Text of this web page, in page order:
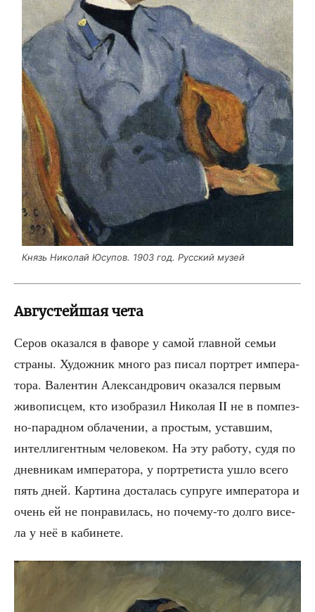
Князь Нико­лай Юсу­пов. 1903 год. Рус­ский музей
Августейшая чета
Серов ока­зал­ся в фаво­ре у самой глав­ной семьи
стра­ны. Худож­ник мно­го раз писал порт­рет импе­ра­
то­ра. Вален­тин Алек­сан­дро­вич ока­зал­ся пер­вым
живо­пис­цем, кто изоб­ра­зил Нико­лая II не в пом­пез­
но-парад­ном обла­че­нии, а про­стым, устав­шим,
интел­ли­гент­ным чело­ве­ком. На эту рабо­ту, судя по
днев­ни­кам импе­ра­то­ра, у порт­ре­ти­ста ушло все­го
пять дней. Кар­ти­на доста­лась супру­ге импе­ра­то­ра и
очень ей не понра­ви­лась, но поче­му-то дол­го висе­
ла у неё в кабинете.